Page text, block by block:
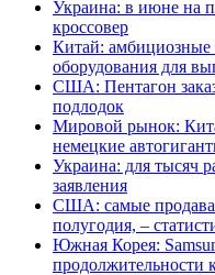
Украина: в июне на
кроссовер
Китай:
оборудования для
США: Пентагон
подлодок
Мировой рынок:
немецкие
Украина: для тысяч
заявления
США: самые
полугодия, –
Южная Корея:
продолжительности